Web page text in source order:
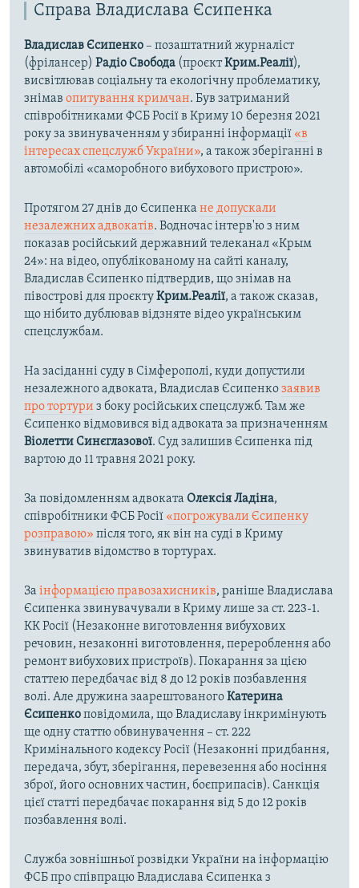
Справа Владислава Єсипенка
Владислав Єсипенко– позаштатний журналіст
(фрілансер) Радіо Свобода (проєктКрим.Реалії),
висвітлював соціальну та екологічну проблематику,
знімав опитування кримчан. Був затриманий
співробітниками ФСБ Росії в Криму 10 березня 2021
року за звинуваченням у збиранні інформації «в
інтересах спецслужб України», а також зберіганні в
автомобілі «саморобного вибухового пристрою».
Протягом 27 днів до Єсипенка не допускали
незалежних адвокатів. Водночас інтерв'ю з ним
показав російський державний телеканал «Крым
24»: на відео, опублікованому на сайті каналу,
Владислав Єсипенко підтвердив, що знімав на
півострові для проєктуКрим.Реалії, а також сказав,
що нібито дублював відзняте відео українським
спецслужбам.
На засіданні суду в Сімферополі, куди допустили
незалежного адвоката, Владислав Єсипенкозаявив
про тортури з боку російських спецслужб. Там же
Єсипенко відмовився від адвоката за призначенням
Віолетти Синєглазової. Суд залишив Єсипенка під
вартою до 11 травня 2021 року.
За повідомленням адвоката Олексія Ладіна,
співробітники ФСБ Росії «погрожували Єсипенку
розправою» після того, як він на суді в Криму
звинуватив відомство в тортурах.
За інформацією правозахисників, раніше Владислава
Єсипенка звинувачували в Криму лише за ст. 223-1.
КК Росії (Незаконне виготовлення вибухових
речовин, незаконні виготовлення, перероблення або
ремонт вибухових пристроїв). Покарання за цією
статтею передбачає від 8 до 12 років позбавлення
волі. Але дружина заарештованогоКатерина
Єсипенкоповідомила, що Владиславу інкримінують
ще одну статтю обвинувачення – ст. 222
Кримінального кодексу Росії (Незаконні придбання,
передача, збут, зберігання, перевезення або носіння
зброї, його основних частин, боєприпасів). Санкція
цієї статті передбачає покарання від 5 до 12 років
позбавлення волі.
Служба зовнішньої розвідки України на інформацію
ФСБ про співпрацю Владислава Єсипенка з